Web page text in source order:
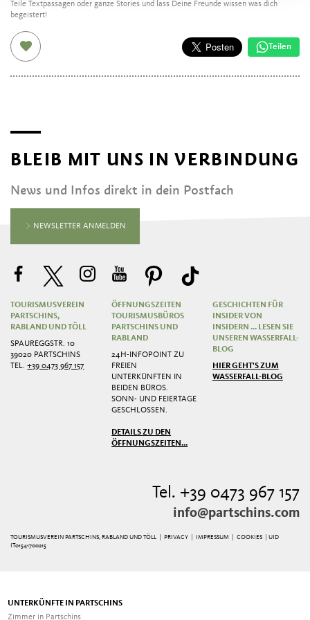
Teile Textpassagen oder ganze Stories und lass Deine Freunde wissen was dich
begeistert!
Teilen
BLEIB MIT UNS IN VERBINDUNG
News und Infos direkt in dein Postfach
NEWSLETTER ANMELDEN
TOURISMUSVEREIN
PARTSCHINS,
RABLAND UND TÖLL
SPAUREGGSTR. 10
39020 PARTSCHINS
TEL.+39 0473 967 157
ÖFFNUNGSZEITEN
TOURISMUSBÜROS
PARTSCHINS UND
RABLAND
24H-INFOPOINT ZU
FREIEN
UNTERKÜNFTEN IN
BEIDEN BÜROS.
SONN- UND FEIERTAGE
GESCHLOSSEN.
DETAILS ZU DEN
ÖFFNUNGSZEITEN...
GESCHICHTEN FÜR
INSIDER VON
INSIDERN ... LESEN SIE
UNSEREN WASSERFALL-
BLOG
HIER GEHT'S ZUM
WASSERFALL-BLOG
Tel. +39 0473 967 157
info@partschins.com
TOURISMUSVEREIN PARTSCHINS, RABLAND UND TÖLL | PRIVACY IMPRESSUM |COOKIES
| UID
IT01541700215
UNTERKÜNFTE IN PARTSCHINS
Zimmer in Partschins